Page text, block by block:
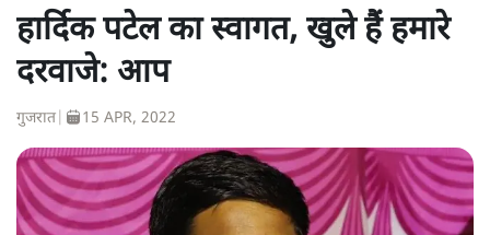
हार्दिक पटेल का स्वागत, खुले हैं हमारे
दरवाजे: आप
गुजरात 15 APR, 2022